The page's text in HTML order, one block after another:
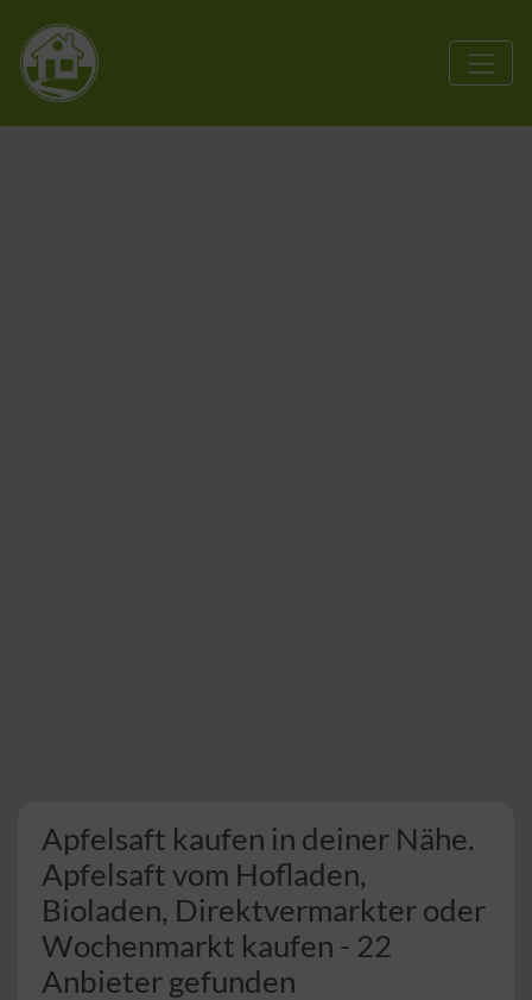
Apfelsaft kaufen in deiner Nähe.
Apfelsaft vom Hofladen,
Bioladen, Direktvermarkter oder
Wochenmarkt kaufen - 22
Anbieter gefunden